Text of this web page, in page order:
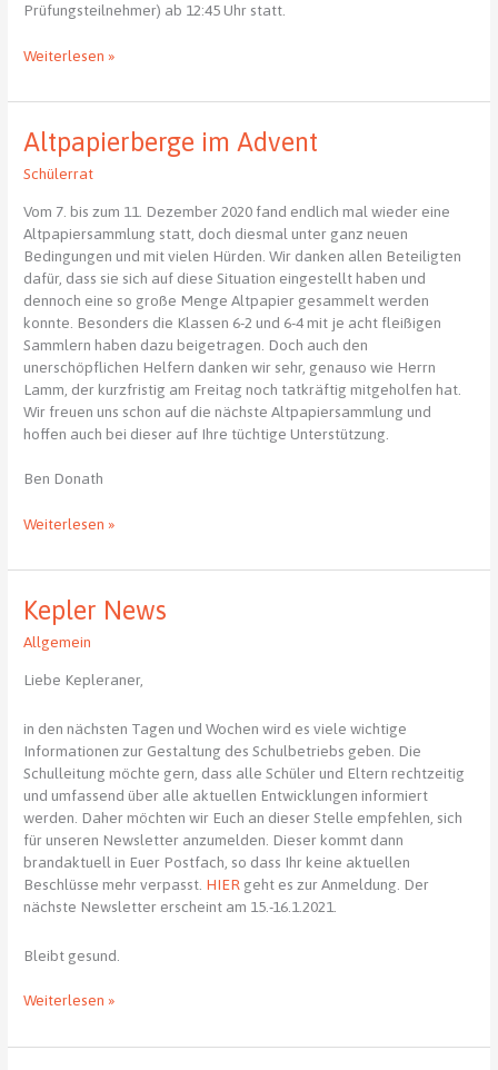
Prüfungsteilnehmer) ab 12:45 Uhr statt.
Corona-
für
und
Schüler
Jahrgangsstufe
11
und
12
sowie
Lehrpersonen
am
18.01.21
Weiterlesen »
Altpapierberge im Advent
Schülerrat
Vom 7. bis zum 11. Dezember 2020 fand endlich mal wieder eine
Altpapiersammlung statt, doch diesmal unter ganz neuen
Bedingungen und mit vielen Hürden. Wir danken allen Beteiligten
dafür, dass sie sich auf diese Situation eingestellt haben und
dennoch eine so große Menge Altpapier gesammelt werden
konnte. Besonders die Klassen 6-2 und 6-4 mit je acht fleißigen
Sammlern haben dazu beigetragen. Doch auch den
unerschöpflichen Helfern danken wir sehr, genauso wie Herrn
Lamm, der kurzfristig am Freitag noch tatkräftig mitgeholfen hat.
Wir freuen uns schon auf die nächste Altpapiersammlung und
hoffen auch bei dieser auf Ihre tüchtige Unterstützung.
Ben Donath
Altpapierberge
Advent
Weiterlesen »
Kepler News
Allgemein
Liebe Kepleraner,
in den nächsten Tagen und Wochen wird es viele wichtige
Informationen zur Gestaltung des Schulbetriebs geben. Die
Schulleitung möchte gern, dass alle Schüler und Eltern rechtzeitig
und umfassend über alle aktuellen Entwicklungen informiert
werden. Daher möchten wir Euch an dieser Stelle empfehlen, sich
für unseren Newsletter anzumelden. Dieser kommt dann
brandaktuell in Euer Postfach, so dass Ihr keine aktuellen
Beschlüsse mehr verpasst. HIER geht es zur Anmeldung. Der
nächste Newsletter erscheint am 15.-16.1.2021.
Bleibt gesund.
Kepler
Weiterlesen »